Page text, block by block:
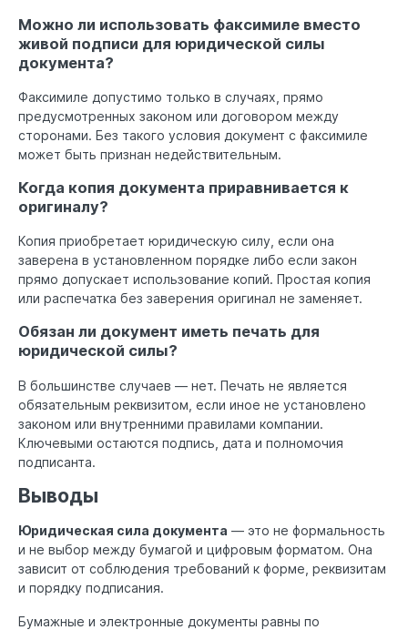
Можно ли использовать факсимиле вместо
живой подписи для юридической силы
документа?
Факсимиле допустимо только в случаях, прямо
предусмотренных законом или договором между
сторонами. Без такого условия документ с факсимиле
может быть признан недействительным.
Когда копия документа приравнивается к
оригиналу?
Копия приобретает юридическую силу, если она
заверена в установленном порядке либо если закон
прямо допускает использование копий. Простая копия
или распечатка без заверения оригинал не заменяет.
Обязан ли документ иметь печать для
юридической силы?
В большинстве случаев — нет. Печать не является
обязательным реквизитом, если иное не установлено
законом или внутренними правилами компании.
Ключевыми остаются подпись, дата и полномочия
подписанта.
Выводы
Юридическая сила документа — это не формальность
и не выбор между бумагой и цифровым форматом. Она
зависит от соблюдения требований к форме, реквизитам
и порядку подписания.
Бумажные и электронные документы равны по